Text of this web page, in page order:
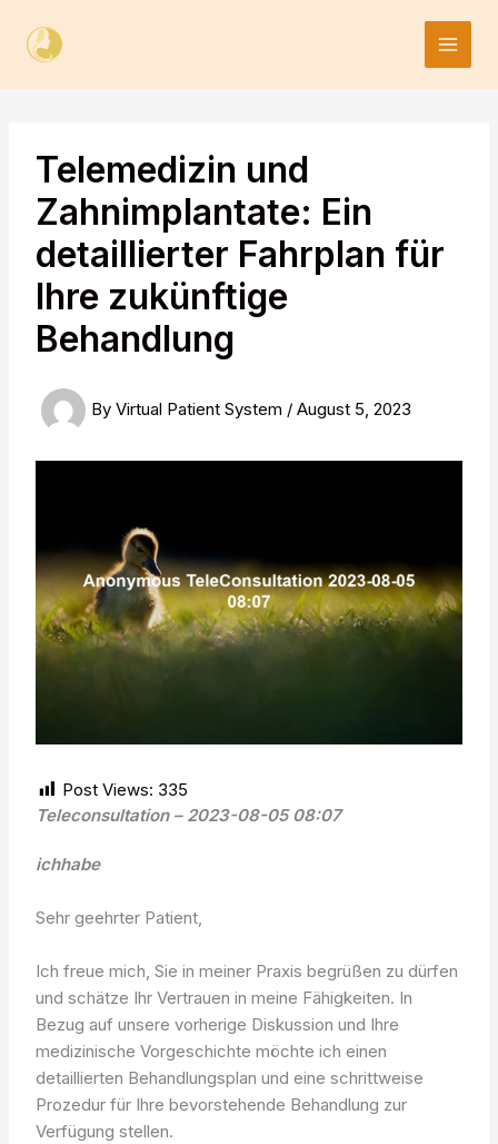
content
Telemedizin und
Zahnimplantate: Ein
detaillierter Fahrplan für
Ihre zukünftige
Behandlung
ByVirtual Patient System /August 5, 2023
Post Views: 335
Teleconsultation – 2023-08-05 08:07
ichhabe
Sehr geehrter Patient,
Ich freue mich, Sie in meiner Praxis begrüßen zu dürfen
und schätze Ihr Vertrauen in meine Fähigkeiten. In
Bezug auf unsere vorherige Diskussion und Ihre
medizinische Vorgeschichte möchte ich einen
detaillierten Behandlungsplan und eine schrittweise
Prozedur für Ihre bevorstehende Behandlung zur
Verfügung stellen.